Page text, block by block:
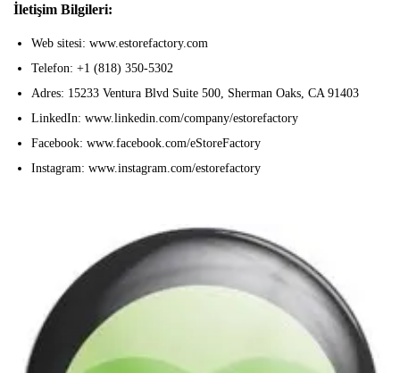
İletişim Bilgileri:
Web sitesi: www.estorefactory.com
Telefon: +1 (818) 350-5302
Adres: 15233 Ventura Blvd Suite 500, Sherman Oaks, CA 91403
LinkedIn: www.linkedin.com/company/estorefactory
Facebook: www.facebook.com/eStoreFactory
Instagram: www.instagram.com/estorefactory